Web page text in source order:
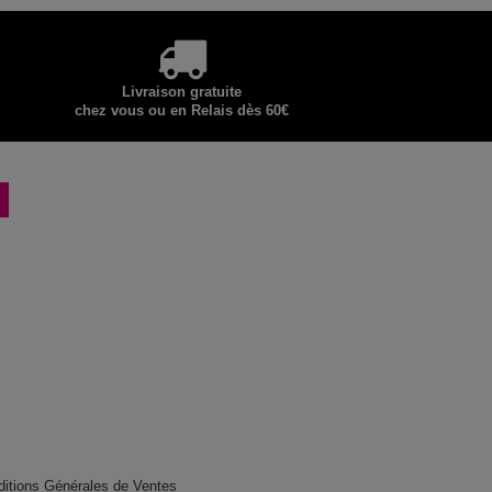
Livraison gratuite
chez vous ou en Relais dès 60€
Générales de Ventes